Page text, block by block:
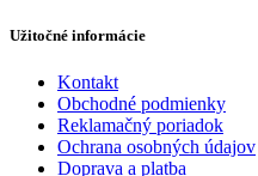
Užitočné informácie
Kontakt
Obchodné podmienky
Reklamačný poriadok
Ochrana osobných údajov
Doprava a platba